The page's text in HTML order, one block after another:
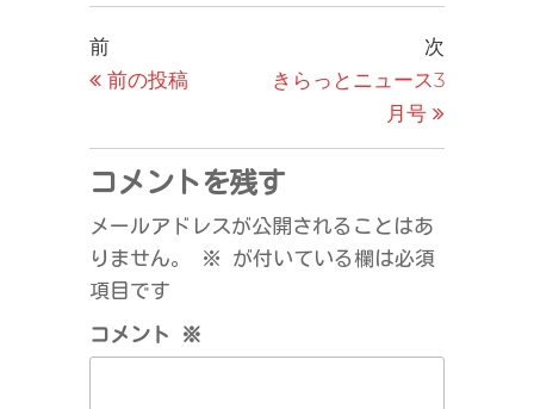
投
稿
ビ
ゲ
ー
シ
ョ
ン
過
去
稿
前
前の投稿
の
投
次
きらっとニュース3
月号
コメントを残す
メールアドレスが公開されることはあ
りません。
※
が付いている欄は必須
項目です
コメント ※